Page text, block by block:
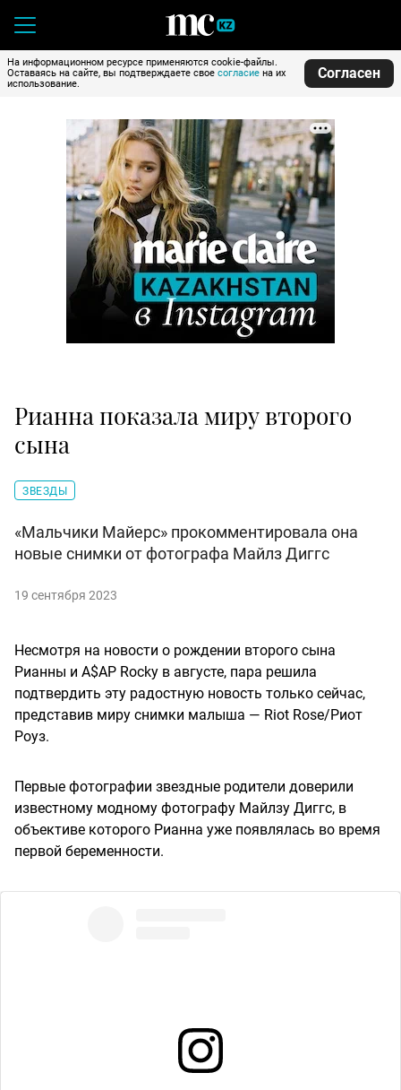
На информационном ресурсе применяются cookie-файлы.
Оставаясь на сайте, вы подтверждаете свое согласие на их
использование.
Согласен
Рианна показала миру второго
сына
ЗВЕЗДЫ
«Мальчики Майерс» прокомментировала она
новые снимки от фотографа Майлз Диггс
19 сентября 2023
Несмотря на новости о рождении второго сына
Рианны и A$AP Rocky в августе, пара решила
подтвердить эту радостную новость только сейчас,
представив миру снимки малыша — Riot Rose/Риот
Роуз.
Первые фотографии звездные родители доверили
известному модному фотографу Майлзу Диггс, в
объективе которого Рианна уже появлялась во время
первой беременности.